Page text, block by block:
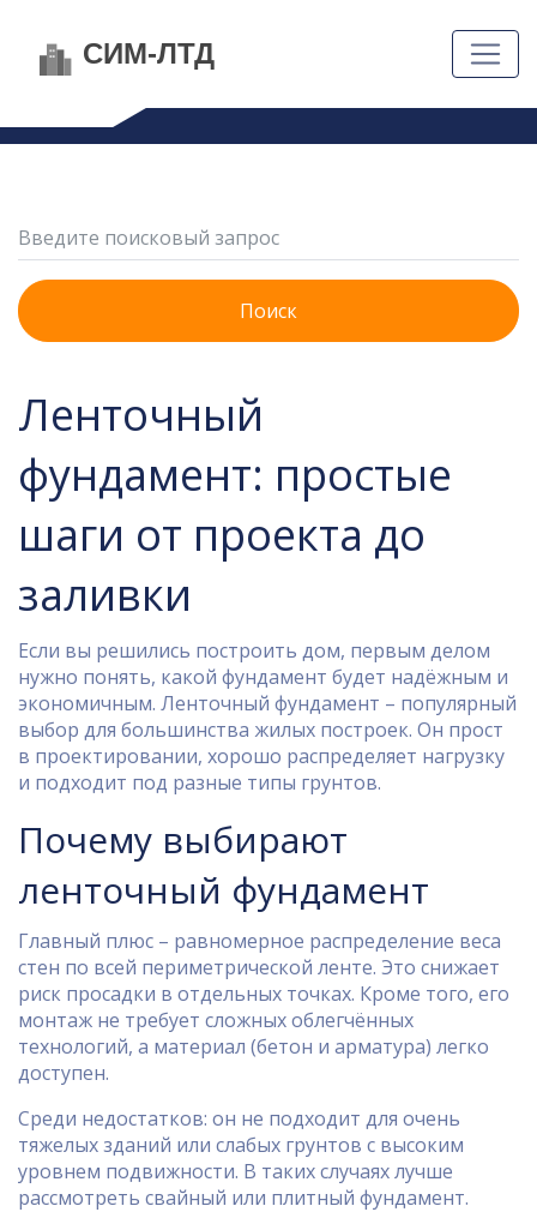
Поиск
Ленточный
фундамент: простые
шаги от проекта до
заливки
Если вы решились построить дом, первым делом
нужно понять, какой фундамент будет надёжным и
экономичным. Ленточный фундамент – популярный
выбор для большинства жилых построек. Он прост
в проектировании, хорошо распределяет нагрузку
и подходит под разные типы грунтов.
Почему выбирают
ленточный фундамент
Главный плюс – равномерное распределение веса
стен по всей периметрической ленте. Это снижает
риск просадки в отдельных точках. Кроме того, его
монтаж не требует сложных облегчённых
технологий, а материал (бетон и арматура) легко
доступен.
Среди недостатков: он не подходит для очень
тяжелых зданий или слабых грунтов с высоким
уровнем подвижности. В таких случаях лучше
рассмотреть свайный или плитный фундамент.